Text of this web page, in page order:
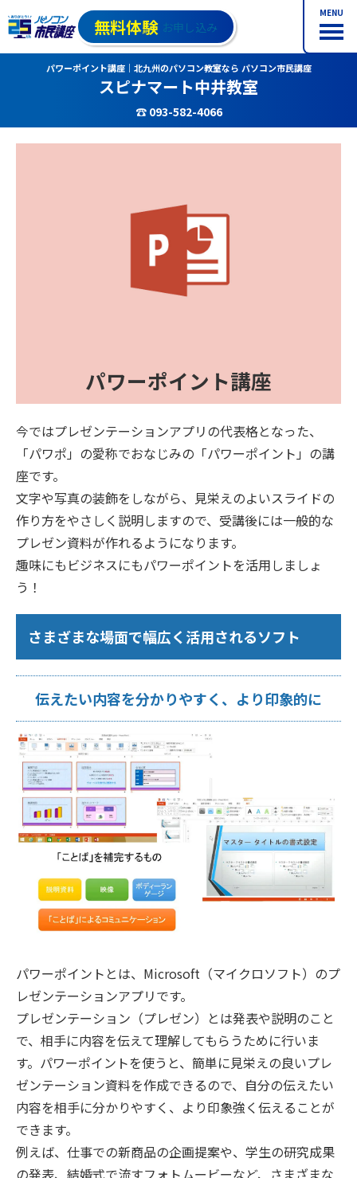
MENU
無料体験 お申し込み
パワーポイント講座｜北九州のパソコン教室なら パソコン市民講座
スピナマート中井教室
☎ 093-582-4066
パワーポイント講座
今ではプレゼンテーションアプリの代表格となった、
「パワポ」の愛称でおなじみの「パワーポイント」の講
座です。
文字や写真の装飾をしながら、見栄えのよいスライドの
作り方をやさしく説明しますので、受講後には一般的な
プレゼン資料が作れるようになります。
趣味にもビジネスにもパワーポイントを活用しましょ
う！
さまざまな場面で幅広く活用されるソフト
伝えたい内容を分かりやすく、より印象的に
パワーポイントとは、Microsoft（マイクロソフト）のプ
レゼンテーションアプリです。
プレゼンテーション（プレゼン）とは発表や説明のこと
で、相手に内容を伝えて理解してもらうために行いま
す。パワーポイントを使うと、簡単に見栄えの良いプレ
ゼンテーション資料を作成できるので、自分の伝えたい
内容を相手に分かりやすく、より印象強く伝えることが
できます。
例えば、仕事での新商品の企画提案や、学生の研究成果
の発表、結婚式で流すフォトムービーなど、さまざまな